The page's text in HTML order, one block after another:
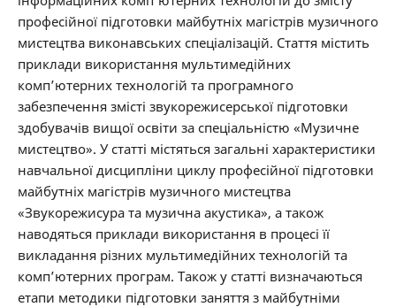
професійної підготовки майбутніх магістрів музичного
мистецтва виконавських спеціалізацій. Стаття містить
приклади використання мультимедійних
комп’ютерних технологій та програмного
забезпечення змісті звукорежисерської підготовки
здобувачів вищої освіти за спеціальністю «Музичне
мистецтво». У статті містяться загальні характеристики
навчальної дисципліни циклу професійної підготовки
майбутніх магістрів музичного мистецтва
«Звукорежисура та музична акустика», а також
наводяться приклади використання в процесі її
викладання різних мультимедійних технологій та
комп’ютерних програм. Також у статті визначаються
етапи методики підготовки заняття з майбутніми